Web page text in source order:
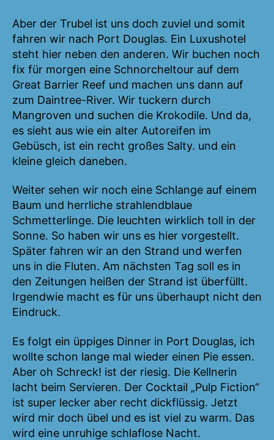
Aber der Trubel ist uns doch zuviel und somit
fahren wir nach Port Douglas. Ein Luxushotel
steht hier neben den anderen. Wir buchen noch
fix für morgen eine Schnorcheltour auf dem
Great Barrier Reef und machen uns dann auf
zum Daintree-River. Wir tuckern durch
Mangroven und suchen die Krokodile. Und da,
es sieht aus wie ein alter Autoreifen im
Gebüsch, ist ein recht großes Salty. und ein
kleine gleich daneben.
Weiter sehen wir noch eine Schlange auf einem
Baum und herrliche strahlendblaue
Schmetterlinge. Die leuchten wirklich toll in der
Sonne. So haben wir uns es hier vorgestellt.
Später fahren wir an den Strand und werfen
uns in die Fluten. Am nächsten Tag soll es in
den Zeitungen heißen der Strand ist überfüllt.
Irgendwie macht es für uns überhaupt nicht den
Eindruck.
Es folgt ein üppiges Dinner in Port Douglas, ich
wollte schon lange mal wieder einen Pie essen.
Aber oh Schreck! ist der riesig. Die Kellnerin
lacht beim Servieren. Der Cocktail „Pulp Fiction“
ist super lecker aber recht dickflüssig. Jetzt
wird mir doch übel und es ist viel zu warm. Das
wird eine unruhige schlaflose Nacht.